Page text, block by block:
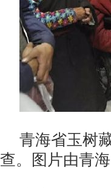
青海省玉树
查。图片由青